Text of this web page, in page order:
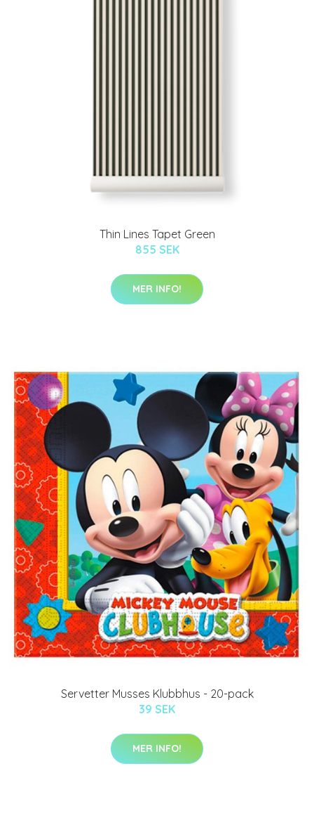
Thin Lines Tapet Green
855 SEK
MER INFO!
Servetter Musses Klubbhus - 20-pack
39 SEK
MER INFO!